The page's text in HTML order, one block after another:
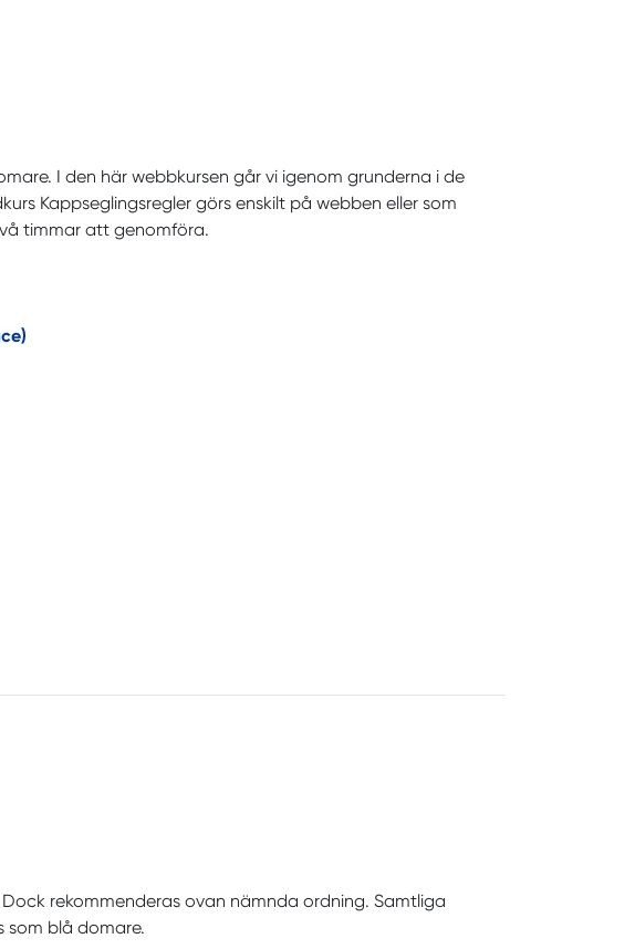
I den här webbkursen går vi igenom grunderna i de
Kappseglingsregler görs enskilt på webben eller som
timmar att genomföra.
rekommenderas ovan nämnda ordning. Samtliga
som blå domare.